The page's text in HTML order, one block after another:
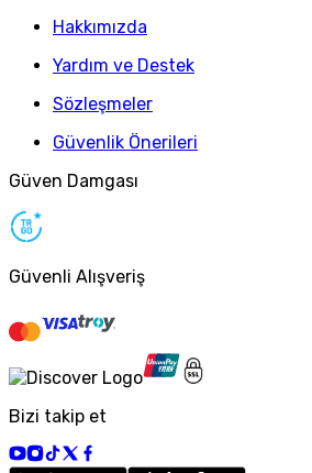
Hakkımızda
Yardım ve Destek
Sözleşmeler
Güvenlik Önerileri
Güven Damgası
Güvenli Alışveriş
Bizi takip et